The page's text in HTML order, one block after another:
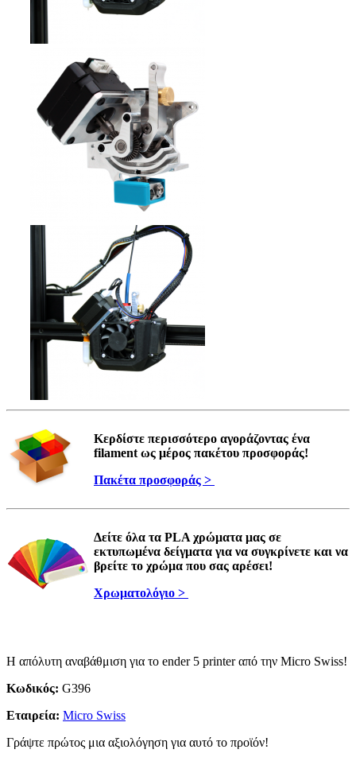
Κερδίστε περισσότερο αγοράζοντας ένα
filament ως μέρος πακέτου προσφοράς!
Πακέτα προσφοράς >
Δείτε όλα τα PLA χρώματα μας σε
εκτυπωμένα δείγματα για να συγκρίνετε και να
βρείτε το χρώμα που σας αρέσει!
Χρωματολόγιο >
Η απόλυτη αναβάθμιση για το ender 5 printer από την Micro Swiss!
Κωδικός: G396
Εταιρεία: Micro Swiss
Γράψτε πρώτος μια αξιολόγηση για αυτό το προϊόν!